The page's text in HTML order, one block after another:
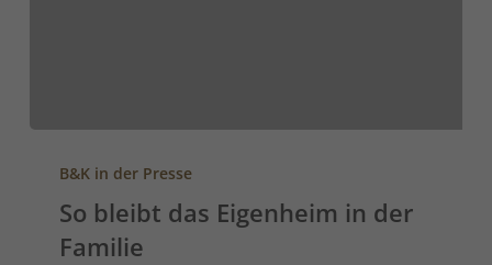
B&K in der Presse
So bleibt das Eigenheim in der
Familie